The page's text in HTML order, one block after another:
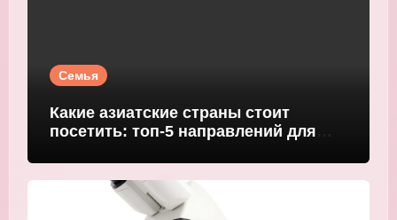
Семья
Какие азиатские страны стоит
посетить: топ-5 направлений для